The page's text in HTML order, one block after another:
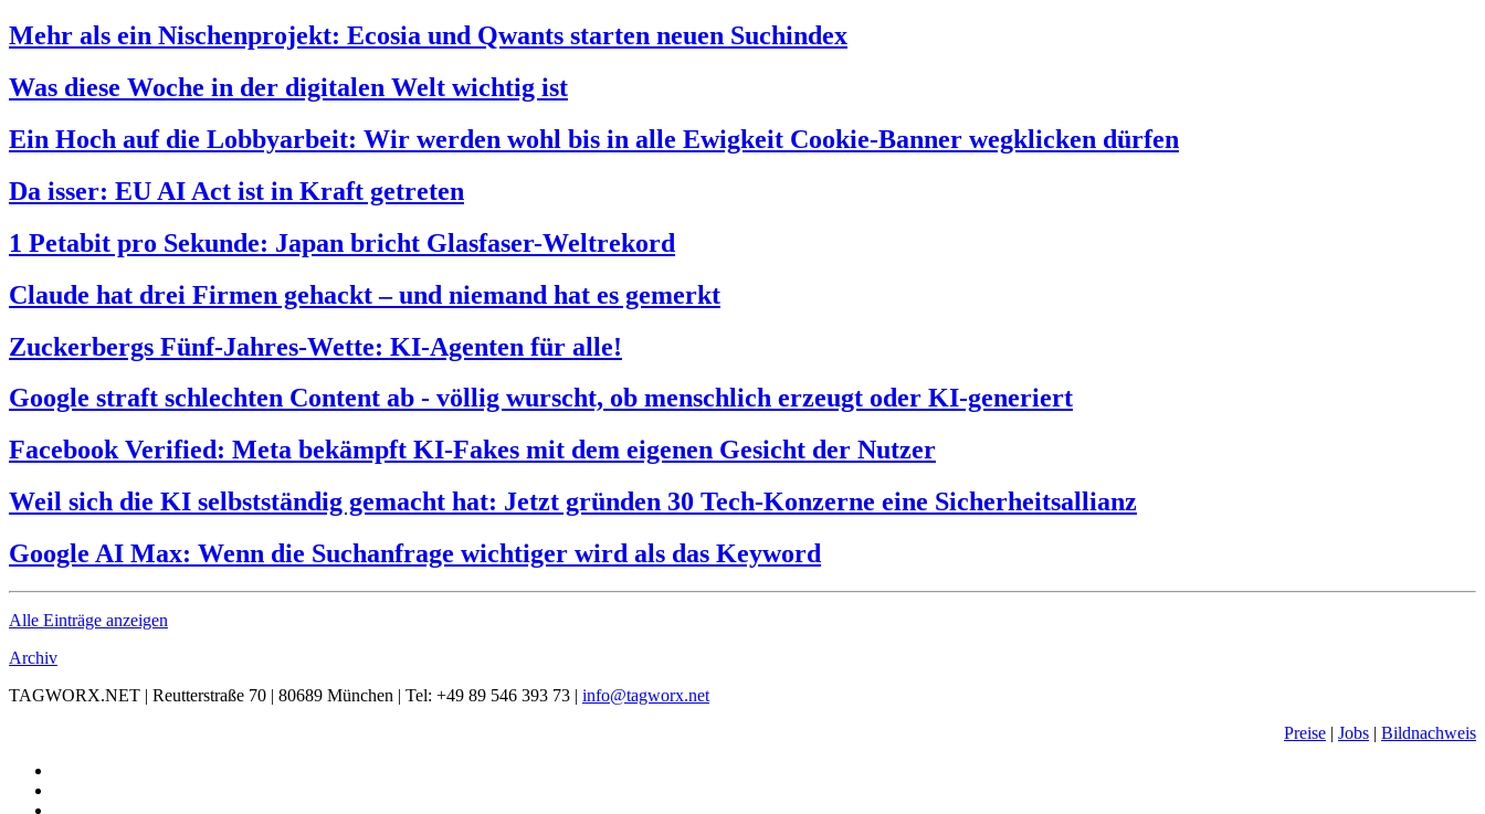
Mehr als ein Nischenprojekt: Ecosia und Qwants starten neuen Suchindex
Was diese Woche in der digitalen Welt wichtig ist
Ein Hoch auf die Lobbyarbeit: Wir werden wohl bis in alle Ewigkeit Cookie-Banner wegklicken dürfen
Da isser: EU AI Act ist in Kraft getreten
1 Petabit pro Sekunde: Japan bricht Glasfaser-Weltrekord
Claude hat drei Firmen gehackt – und niemand hat es gemerkt
Zuckerbergs Fünf-Jahres-Wette: KI-Agenten für alle!
Google straft schlechten Content ab - völlig wurscht, ob menschlich erzeugt oder KI-generiert
Facebook Verified: Meta bekämpft KI-Fakes mit dem eigenen Gesicht der Nutzer
Weil sich die KI selbstständig gemacht hat: Jetzt gründen 30 Tech-Konzerne eine Sicherheitsallianz
Google AI Max: Wenn die Suchanfrage wichtiger wird als das Keyword
Alle Einträge anzeigen
Archiv
TAGWORX.NET | Reutterstraße 70 | 80689 München | Tel: +49 89 546 393 73 | info@tagworx.net
Preise | Jobs | Bildnachweis